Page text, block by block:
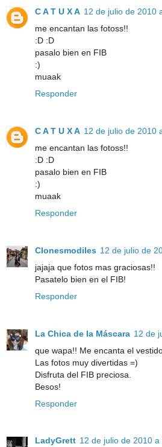
C A T U X A 12 de julio de 2010
me encantan las fotoss!!
:D :D
pasalo bien en FIB
:)
muaak
Responder
C A T U X A 12 de julio de 2010
me encantan las fotoss!!
:D :D
pasalo bien en FIB
:)
muaak
Responder
Clonesmodiles 12 de julio de
jajaja que fotos mas graciosas!!
Pasatelo bien en el FIB!
Responder
La Chica de la Máscara 12 de
que wapa!! Me encanta el
Las fotos muy divertidas =)
Disfruta del FIB preciosa.
Besos!
Responder
LadyGrett 12 de julio de 2010 a